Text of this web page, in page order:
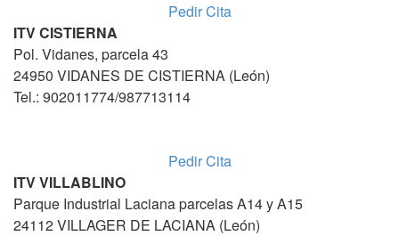
Pedir Cita
ITV CISTIERNA
Pol. Vidanes, parcela 43
24950 VIDANES DE CISTIERNA (León)
Tel.: 902011774/987713114
Pedir Cita
ITV VILLABLINO
Parque Industrial Laciana parcelas A14 y A15
24112 VILLAGER DE LACIANA (León)